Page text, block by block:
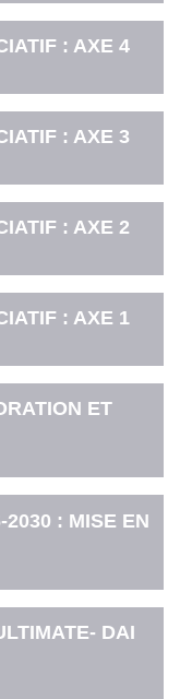
: AXE 4
: AXE 3
: AXE 2
: AXE 1
ET
2030 : MISE EN
DAI